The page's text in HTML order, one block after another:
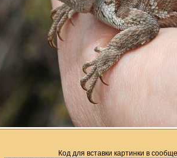
Код для вставки картинки в